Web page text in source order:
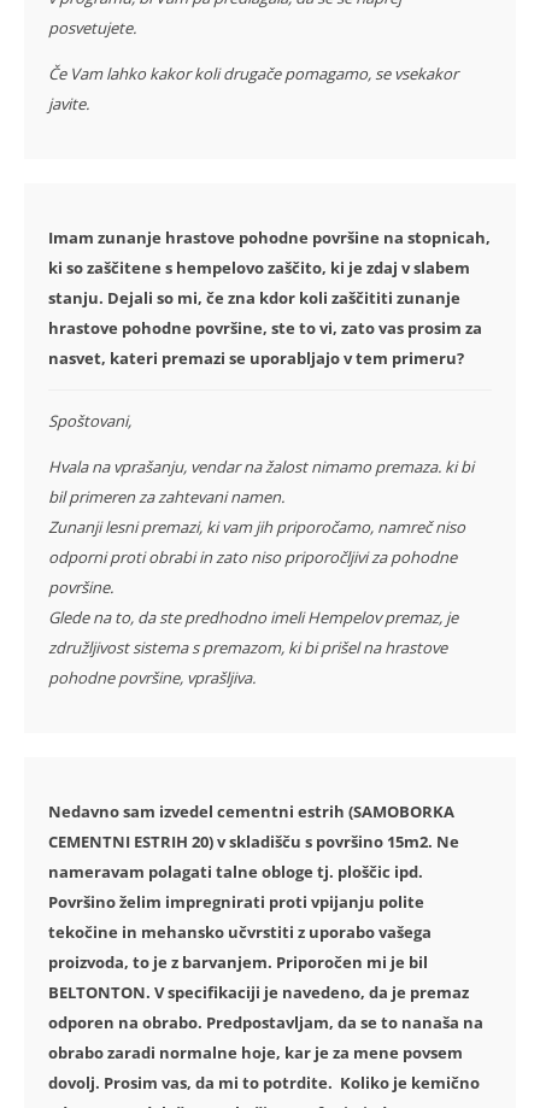
posvetujete.
Če Vam lahko kakor koli drugače pomagamo, se vsekakor
javite.
Imam zunanje hrastove pohodne površine na stopnicah,
ki so zaščitene s hempelovo zaščito, ki je zdaj v slabem
stanju. Dejali so mi, če zna kdor koli zaščititi zunanje
hrastove pohodne površine, ste to vi, zato vas prosim za
nasvet, kateri premazi se uporabljajo v tem primeru?
Spoštovani,
Hvala na vprašanju, vendar na žalost nimamo premaza. ki bi
bil primeren za zahtevani namen.
Zunanji lesni premazi, ki vam jih priporočamo, namreč niso
odporni proti obrabi in zato niso priporočljivi za pohodne
površine.
Glede na to, da ste predhodno imeli Hempelov premaz, je
združljivost sistema s premazom, ki bi prišel na hrastove
pohodne površine, vprašljiva.
Nedavno sam izvedel cementni estrih (SAMOBORKA
CEMENTNI ESTRIH 20) v skladišču s površino 15m2. Ne
nameravam polagati talne obloge tj. ploščic ipd.
Površino želim impregnirati proti vpijanju polite
tekočine in mehansko učvrstiti z uporabo vašega
proizvoda, to je z barvanjem. Priporočen mi je bil
BELTONTON. V specifikaciji je navedeno, da je premaz
odporen na obrabo. Predpostavljam, da se to nanaša na
obrabo zaradi normalne hoje, kar je za mene povsem
dovolj. Prosim vas, da mi to potrdite. Koliko je kemično